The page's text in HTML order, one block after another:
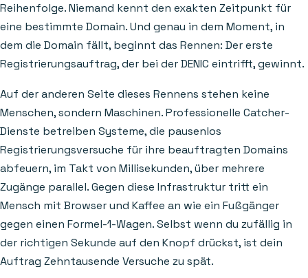
Reihenfolge. Niemand kennt den exakten Zeitpunkt für
eine bestimmte Domain. Und genau in dem Moment, in
dem die Domain fällt, beginnt das Rennen: Der erste
Registrierungsauftrag, der bei der DENIC eintrifft, gewinnt.
Auf der anderen Seite dieses Rennens stehen keine
Menschen, sondern Maschinen. Professionelle Catcher-
Dienste betreiben Systeme, die pausenlos
Registrierungsversuche für ihre beauftragten Domains
abfeuern, im Takt von Millisekunden, über mehrere
Zugänge parallel. Gegen diese Infrastruktur tritt ein
Mensch mit Browser und Kaffee an wie ein Fußgänger
gegen einen Formel-1-Wagen. Selbst wenn du zufällig in
der richtigen Sekunde auf den Knopf drückst, ist dein
Auftrag Zehntausende Versuche zu spät.